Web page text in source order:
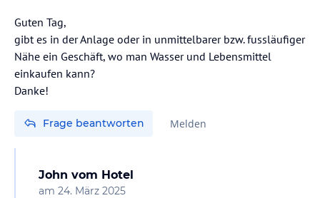
Guten Tag,
gibt es in der Anlage oder in unmittelbarer bzw. fussläufiger
Nähe ein Geschäft, wo man Wasser und Lebensmittel
einkaufen kann?
Frage beantworten Melden
John vom Hotel
am 24. März 2025